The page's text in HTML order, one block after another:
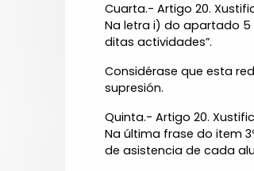
Cuarta.- Artigo 20.
Na letra i) do apartado
ditas actividades”.
Considérase que esta
supresión.
Quinta.- Artigo 20.
Na última frase do item
de asistencia de cada